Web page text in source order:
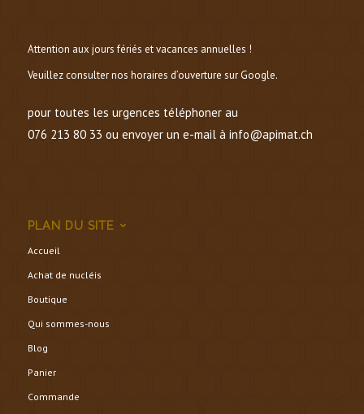
Attention aux jours fériés et vacances annuelles !
Veuillez consulter nos horaires d’ouverture sur Google.
pour toutes les urgences téléphoner au
076 213 80 33 ou envoyer un e-mail à info@apimat.ch
PLAN DU SITE
Accueil
Achat de nucléis
Boutique
Qui sommes-nous
Blog
Panier
Commande